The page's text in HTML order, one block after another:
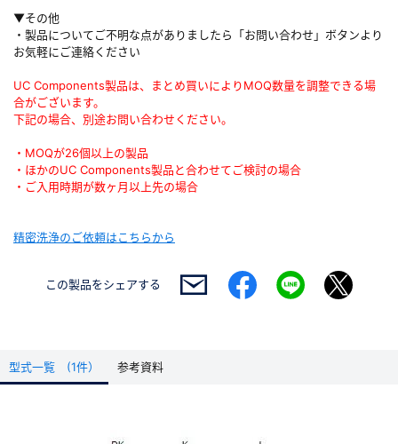
▼その他
・製品についてご不明な点がありましたら「お問い合わせ」ボタンより
お気軽にご連絡ください
UC Components製品は、まとめ買いによりMOQ数量を調整できる場
合がございます。
下記の場合、別途お問い合わせください。
・MOQが26個以上の製品
・ほかのUC Components製品と合わせてご検討の場合
・ご入用時期が数ヶ月以上先の場合
精密洗浄のご依頼はこちらから
この製品をシェアする
型式一覧 (1件） 参考資料